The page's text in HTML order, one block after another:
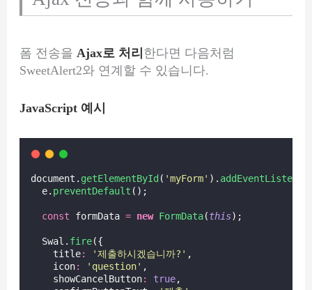
폼 전송을Ajax로 처리 한다면 다음처럼
SweetAlert2와 연계할 수 있습니다.
JavaScript 예시
document. getElementById ( 'myForm' ). addEventListener
  e.
preventDefault ();
const formData = new FormData(this);
  Swal.
fire({
    title
: '제출하시겠습니까? ' ,
    icon
: ' question' ,
    showCancelButton
: true,